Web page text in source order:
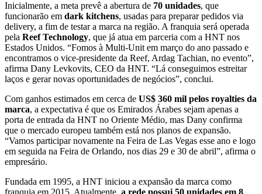
Inicialmente, a meta prevê a abertura de 70 unidades, que
funcionarão em dark kitchens, usadas para preparar pedidos via
delivery, a fim de testar a marca na região. A franquia será operada
pela Reef Technology, que já atua em parceria com a HNT nos
Estados Unidos. “Fomos à Multi-Unit em março do ano passado e
encontramos o vice-presidente da Reef, Ardag Tachian, no evento”,
afirma Dany Levkovits, CEO da HNT. “Lá conseguimos estreitar
laços e gerar novas oportunidades de negócios”, conclui.
Com ganhos estimados em cerca de US$ 360 mil pelos royalties da
marca, a expectativa é que os Emirados Árabes sejam apenas a
porta de entrada da HNT no Oriente Médio, mas Dany confirma
que o mercado europeu também está nos planos de expansão.
“Vamos participar novamente na Feira de Las Vegas esse ano e logo
em seguida na Feira de Orlando, nos dias 29 e 30 de abril”, afirma o
empresário.
Fundada em 1995, a HNT iniciou a expansão da marca como